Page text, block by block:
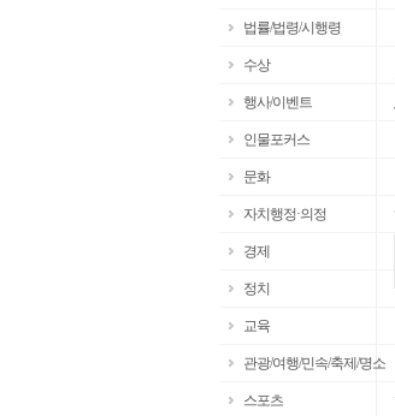
법률/법령/시행령
수상
행사/이벤트
인물포커스
문화
자치행정·의정
경제
정치
교육
관광/여행/민속/축제/명소
스포츠